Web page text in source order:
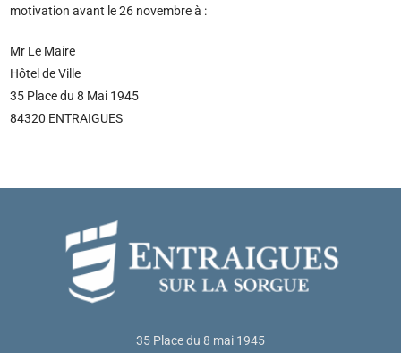
motivation avant le 26 novembre à :
Mr Le Maire
Hôtel de Ville
35 Place du 8 Mai 1945
84320 ENTRAIGUES
35 Place du 8 mai 1945